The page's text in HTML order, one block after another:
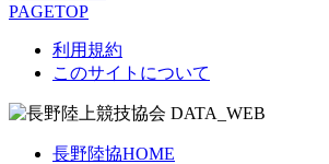
PAGETOP
利用規約
このサイトについて
長野陸協HOME